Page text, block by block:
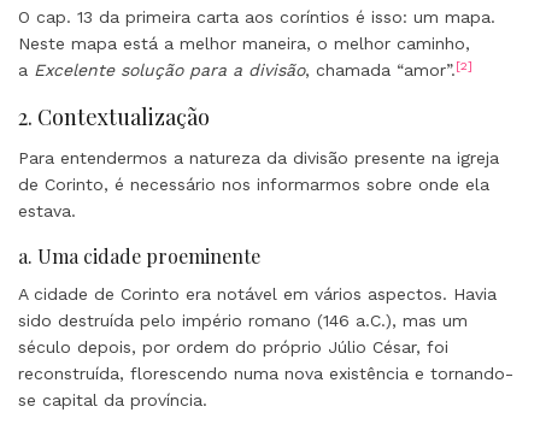
O cap. 13 da primeira carta aos coríntios é isso: um mapa.
Neste mapa está a melhor maneira, o melhor caminho,
a Excelente solução para a divisão, chamada “amor”.[2]
2. Contextualização
Para entendermos a natureza da divisão presente na igreja
de Corinto, é necessário nos informarmos sobre onde ela
estava.
a. Uma cidade proeminente
A cidade de Corinto era notável em vários aspectos. Havia
sido destruída pelo império romano (146 a.C.), mas um
século depois, por ordem do próprio Júlio César, foi
reconstruída, florescendo numa nova existência e tornando-
se capital da província.